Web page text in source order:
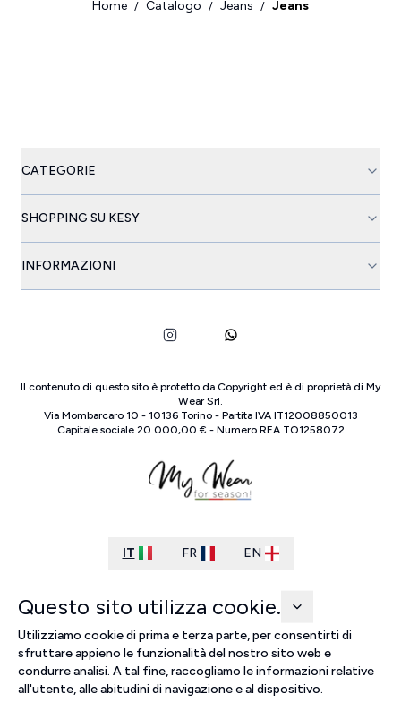
Home / Catalogo / Jeans / Jeans
CATEGORIE
SHOPPING SU KESY
INFORMAZIONI
Il contenuto di questo sito è protetto da Copyright ed è di proprietà di My
Wear Srl.
Via Mombarcaro 10 - 10136 Torino- Partita IVA IT12008850013
Capitale sociale 20.000,00 € - Numero REA TO1258072
IT FR EN
Questo sito utilizza cookie.
Utilizziamo cookie di prima e terza parte, per consentirti di
sfruttare appieno le funzionalità del nostro sito web e
condurre analisi. A tal fine, raccogliamo le informazioni relative
all'utente, alle abitudini di navigazione e al dispositivo.